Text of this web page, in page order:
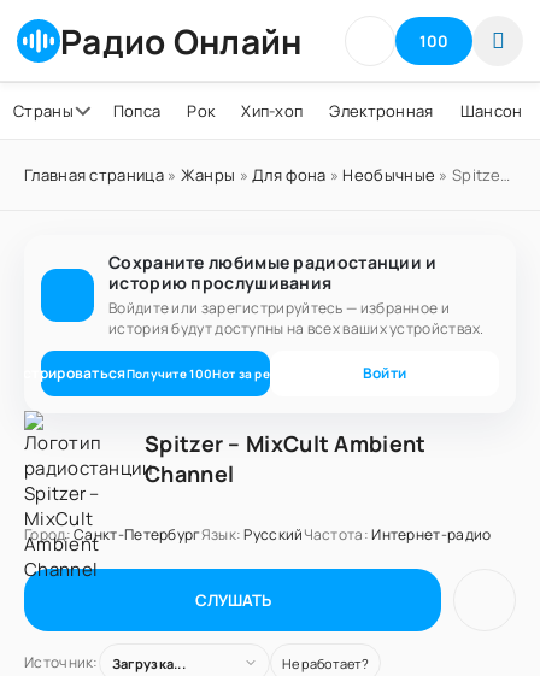
Радио Онлайн 100
Страны Попса Рок Хип-хоп Электронная Шансон
Главная страница» Жанры »Для фона » Необычные » Spitzer – MixCult Ambient Channel
Сохраните любимые радиостанции и
историю прослушивания
Войдите или зарегистрируйтесь — избранное и
история будут доступны на всех ваших устройствах.
Получите100Нот за регистрацию Войти
Spitzer – MixCult Ambient
Channel
Город:Санкт-ПетербургЯзык: РусскийЧастота:Интернет-радио
СЛУШАТЬ
Источник: Загрузка... Не работает?